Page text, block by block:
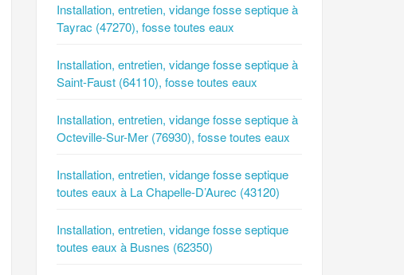
Installation, entretien, vidange fosse septique à
Tayrac (47270), fosse toutes eaux
Installation, entretien, vidange fosse septique à
Saint-Faust (64110), fosse toutes eaux
Installation, entretien, vidange fosse septique à
Octeville-Sur-Mer (76930), fosse toutes eaux
Installation, entretien, vidange fosse septique
toutes eaux à La Chapelle-D’Aurec (43120)
Installation, entretien, vidange fosse septique
toutes eaux à Busnes (62350)